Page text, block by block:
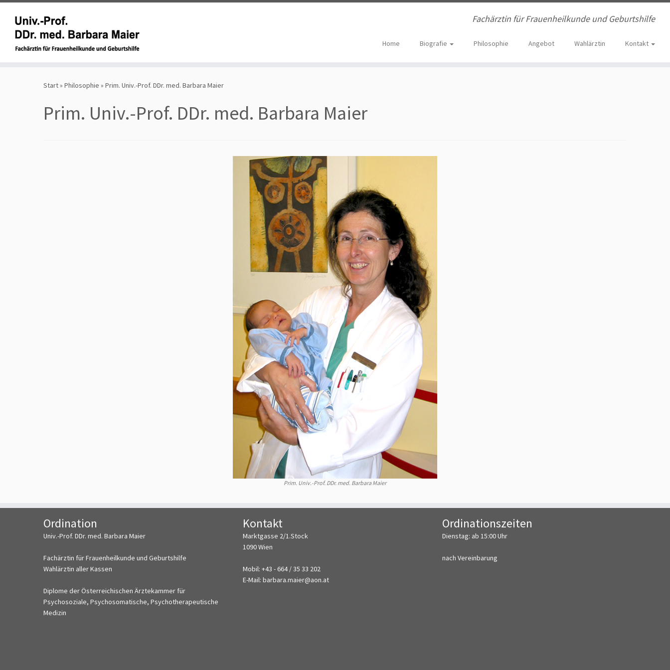
Fachärztin für Frauenheilkunde und Geburtshilfe
Home Biografie Philosophie Angebot Wahlärztin Kontakt
Start» Philosophie » Prim. Univ.-Prof. DDr. med. Barbara Maier
Prim. Univ.-Prof. DDr. med. Barbara Maier
Prim. Univ.-Prof. DDr. med. Barbara Maier
Ordination
Univ.-Prof. DDr. med. Barbara Maier
Fachärztin für Frauenheilkunde und Geburtshilfe
Wahlärztin aller Kassen
Diplome der Österreichischen Ärztekammer für
Psychosoziale, Psychosomatische, Psychotherapeutische
Medizin
Kontakt
Marktgasse 2/1.Stock
1090 Wien
Mobil: +43 - 664 / 35 33 202
E-Mail: barbara.maier@aon.at
Ordinationszeiten
Dienstag: ab 15:00 Uhr
nach Vereinbarung